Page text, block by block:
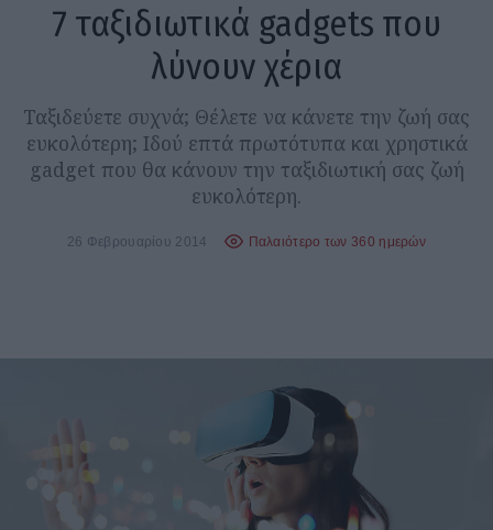
7 ταξιδιωτικά gadgets που
λύνουν χέρια
Ταξιδεύετε συχνά; Θέλετε να κάνετε την ζωή σας
ευκολότερη; Ιδού επτά πρωτότυπα και χρηστικά
gadget που θα κάνουν την ταξιδιωτική σας ζωή
ευκολότερη.
26 Φεβρουαρίου 2014 Παλαιότερο των 360 ημερών